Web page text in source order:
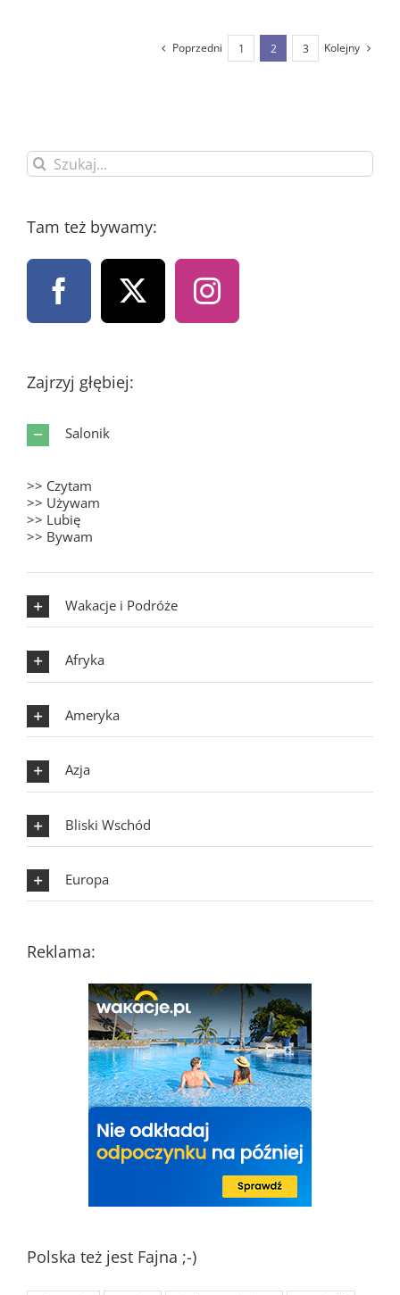
Poprzedni 1 2 3 Kolejny
Szukaj
Tam też bywamy:
Zajrzyj głębiej:
Salonik
>> Czytam
>> Używam
>> Lubię
>> Bywam
Wakacje i Podróże
Afryka
Ameryka
Azja
Bliski Wschód
Europa
Reklama:
Polska też jest Fajna ;-)